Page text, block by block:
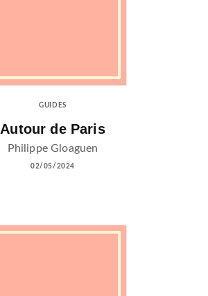
GUIDES
Autour de Paris
Philippe Gloaguen
02/05/2024